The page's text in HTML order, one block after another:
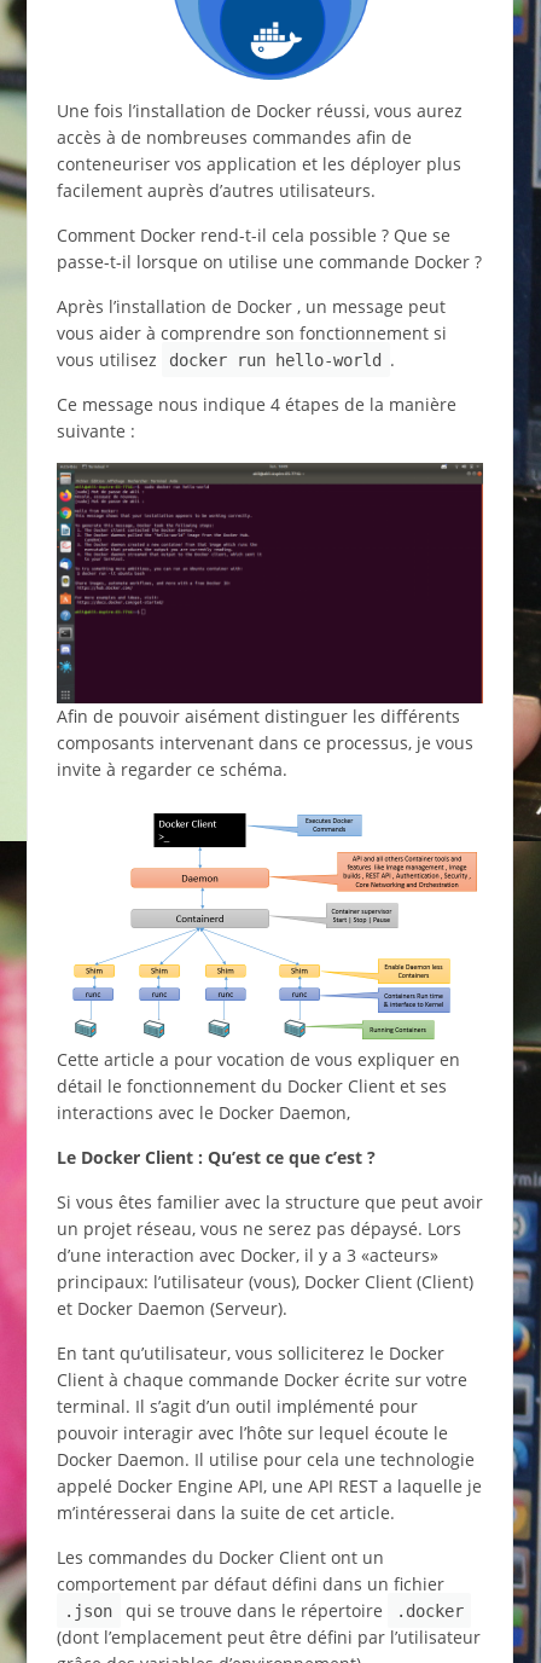
Une fois l’installation de Docker réussi, vous aurez
accès à de nombreuses commandes afin de
conteneuriser vos application et les déployer plus
facilement auprès d’autres utilisateurs.
Comment Docker rend-t-il cela possible ? Que se
passe-t-il lorsque on utilise une commande Docker ?
Après l’installation de Docker , un message peut
vous aider à comprendre son fonctionnement si
vous utilisez
docker run hello-world
.
Ce message nous indique 4 étapes de la manière
suivante :
Afin de pouvoir aisément distinguer les différents
composants intervenant dans ce processus, je vous
invite à regarder ce schéma.
Cette article a pour vocation de vous expliquer en
détail le fonctionnement du Docker Client et ses
interactions avec le Docker Daemon,
Le Docker Client : Qu’est ce que c’est ?
Si vous êtes familier avec la structure que peut avoir
un projet réseau, vous ne serez pas dépaysé. Lors
d’une interaction avec Docker, il y a 3 «acteurs»
principaux: l’utilisateur (vous), Docker Client (Client)
et Docker Daemon (Serveur).
En tant qu’utilisateur, vous solliciterez le Docker
Client à chaque commande Docker écrite sur votre
terminal. Il s’agit d’un outil implémenté pour
pouvoir interagir avec l’hôte sur lequel écoute le
Docker Daemon. Il utilise pour cela une technologie
appelé Docker Engine API, une API REST a laquelle je
m’intéresserai dans la suite de cet article.
Les commandes du Docker Client ont un
comportement par défaut défini dans un fichier
.json qui se trouve dans le répertoire .docker
(dont l’emplacement peut être défini par l’utilisateur